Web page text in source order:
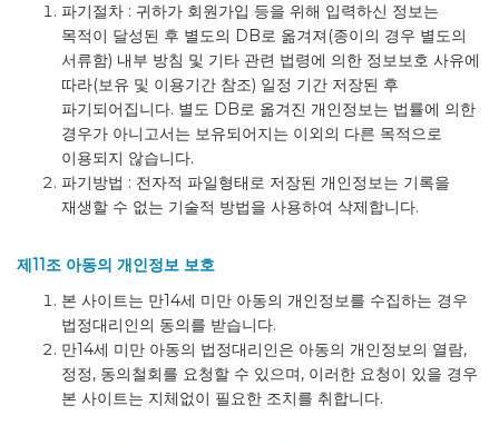
파기절차 : 귀하가 회원가입 등을 위해 입력하신 정보는
목적이 달성된 후 별도의 DB로 옮겨져(종이의 경우 별도의
서류함) 내부 방침 및 기타 관련 법령에 의한 정보보호 사유에
따라(보유 및 이용기간 참조) 일정 기간 저장된 후
파기되어집니다. 별도 DB로 옮겨진 개인정보는 법률에 의한
경우가 아니고서는 보유되어지는 이외의 다른 목적으로
이용되지 않습니다.
파기방법 : 전자적 파일형태로 저장된 개인정보는 기록을
재생할 수 없는 기술적 방법을 사용하여 삭제합니다.
제11조 아동의 개인정보 보호
본 사이트는 만14세 미만 아동의 개인정보를 수집하는 경우
법정대리인의 동의를 받습니다.
만14세 미만 아동의 법정대리인은 아동의 개인정보의 열람,
정정, 동의철회를 요청할 수 있으며, 이러한 요청이 있을 경우
본 사이트는 지체없이 필요한 조치를 취합니다.